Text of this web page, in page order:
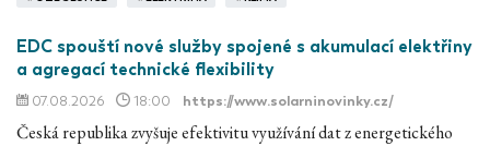
EDC spouští nové služby spojené s akumulací elektřiny
a agregací technické flexibility
07.08.2026 18:00 https://www.solarninovinky.cz/
Česká republika zvyšuje efektivitu využívání dat z energetického